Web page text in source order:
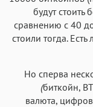
Helvetica Neue
Аа
будут
сравнению с 40
стоили тогда.
Но сперва
(биткойн,
валюта,